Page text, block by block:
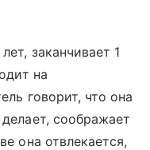
заканчивает 1
на
говорит, что она
соображает
она отвлекается,